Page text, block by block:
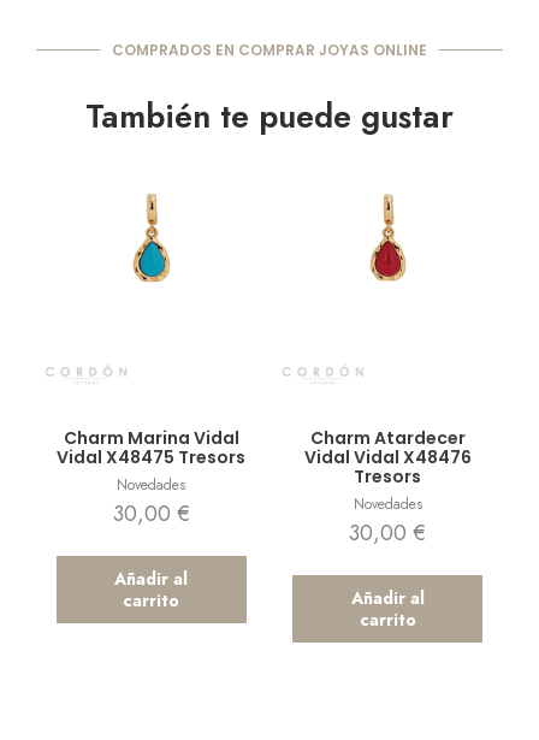
COMPRADOS EN COMPRAR JOYAS ONLINE
También te puede gustar
Charm Marina Vidal
Vidal X48475 Tresors
Novedades
30,00 €
Añadir al
carrito
Charm Atardecer
Vidal Vidal X48476
Tresors
Novedades
30,00€
Añadir al
carrito